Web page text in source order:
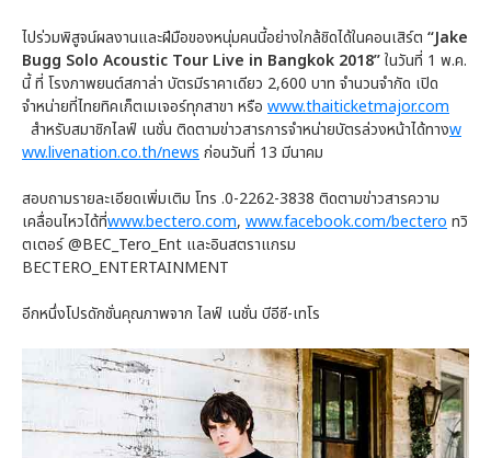
ไปร่วมพิสูจน์ผลงานและฝีมือของหนุ่มคนนี้อย่างใกล้ชิดได้ในคอนเสิร์ต “Jake
Bugg Solo Acoustic Tour Live in Bangkok 2018”ในวันที่ 1 พ.ค.
นี้ ที่ โรงภาพยนต์สกาล่า บัตรมีราคาเดียว 2,600 บาท จำนวนจำกัด เปิด
จำหน่ายที่ไทยทิคเก็ตเมเจอร์ทุกสาขา หรือ www.thaiticketmajor.com
สำหรับสมาชิกไลฟ์ เนชั่น ติดตามข่าวสารการจำหน่ายบัตรล่วงหน้าได้ทางw
ww.livenation.co.th/news ก่อนวันที่ 13 มีนาคม
สอบถามรายละเอียดเพิ่มเติม โทร .0-2262-3838 ติดตามข่าวสารความ
เคลื่อนไหวได้ที่www.bectero.com, www.facebook.com/bectero ทวิ
ตเตอร์ @BEC_Tero_Ent และอินสตราแกรม
BECTERO_ENTERTAINMENT
อีกหนึ่งโปรดักชั่นคุณภาพจาก ไลฟ์ เนชั่น บีอีซี-เทโร